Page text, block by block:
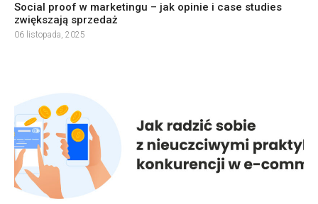
Social proof w marketingu – jak opinie i case studies
zwiększają sprzedaż
06 listopada, 2025